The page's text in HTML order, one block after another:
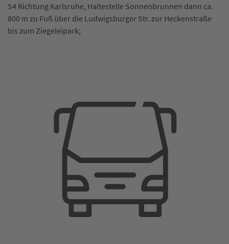
S4 Richtung Karlsruhe, Haltestelle Sonnenbrunnen dann ca.
800 m zu Fuß über die Ludwigsburger Str. zur Heckenstraße
bis zum Ziegeleipark;